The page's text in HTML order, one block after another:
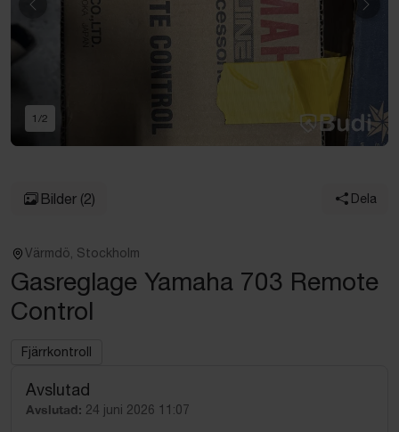
Föregående
1 /2
Bilder (2) Dela
Värmdö, Stockholm
Gasreglage Yamaha 703 Remote
Control
Fjärrkontroll
Avslutad
Avslutad: 24 juni 2026 11:07